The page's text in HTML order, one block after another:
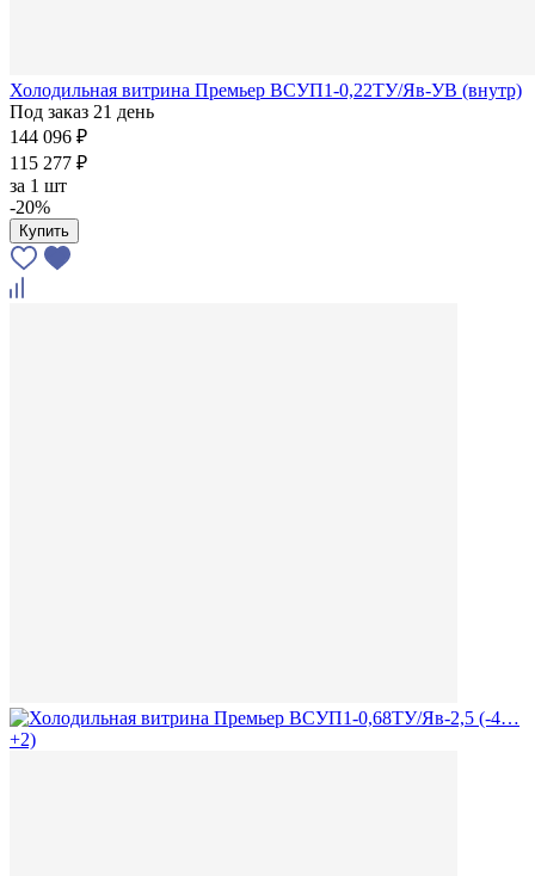
Холодильная витрина Премьер ВСУП1-0,22ТУ/Яв-УВ (внутр)
Под заказ 21 день
144 096 ₽
115 277 ₽
за 1 шт
-20%
Купить